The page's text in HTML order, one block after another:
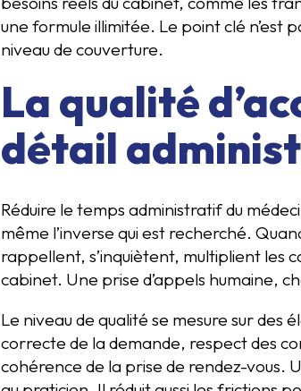
une formule illimitée. Le point clé n’est
niveau de couverture.
La qualité
détail
Réduire le temps administratif du
même l’inverse qui est recherché.
rappellent, s’inquiètent, multiplient les
cabinet. Une prise d’appels humaine,
Le niveau de qualité se mesure sur
correcte de la demande, respect des
cohérence de la prise de rendez-vous.